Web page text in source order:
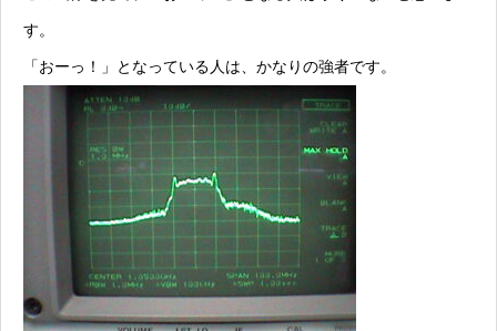
す。
「おーっ！」となっている人は、かなりの強者です。